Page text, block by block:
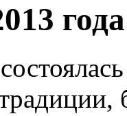
года